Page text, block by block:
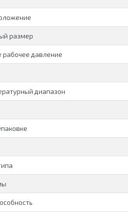
размер
давление
диапазон